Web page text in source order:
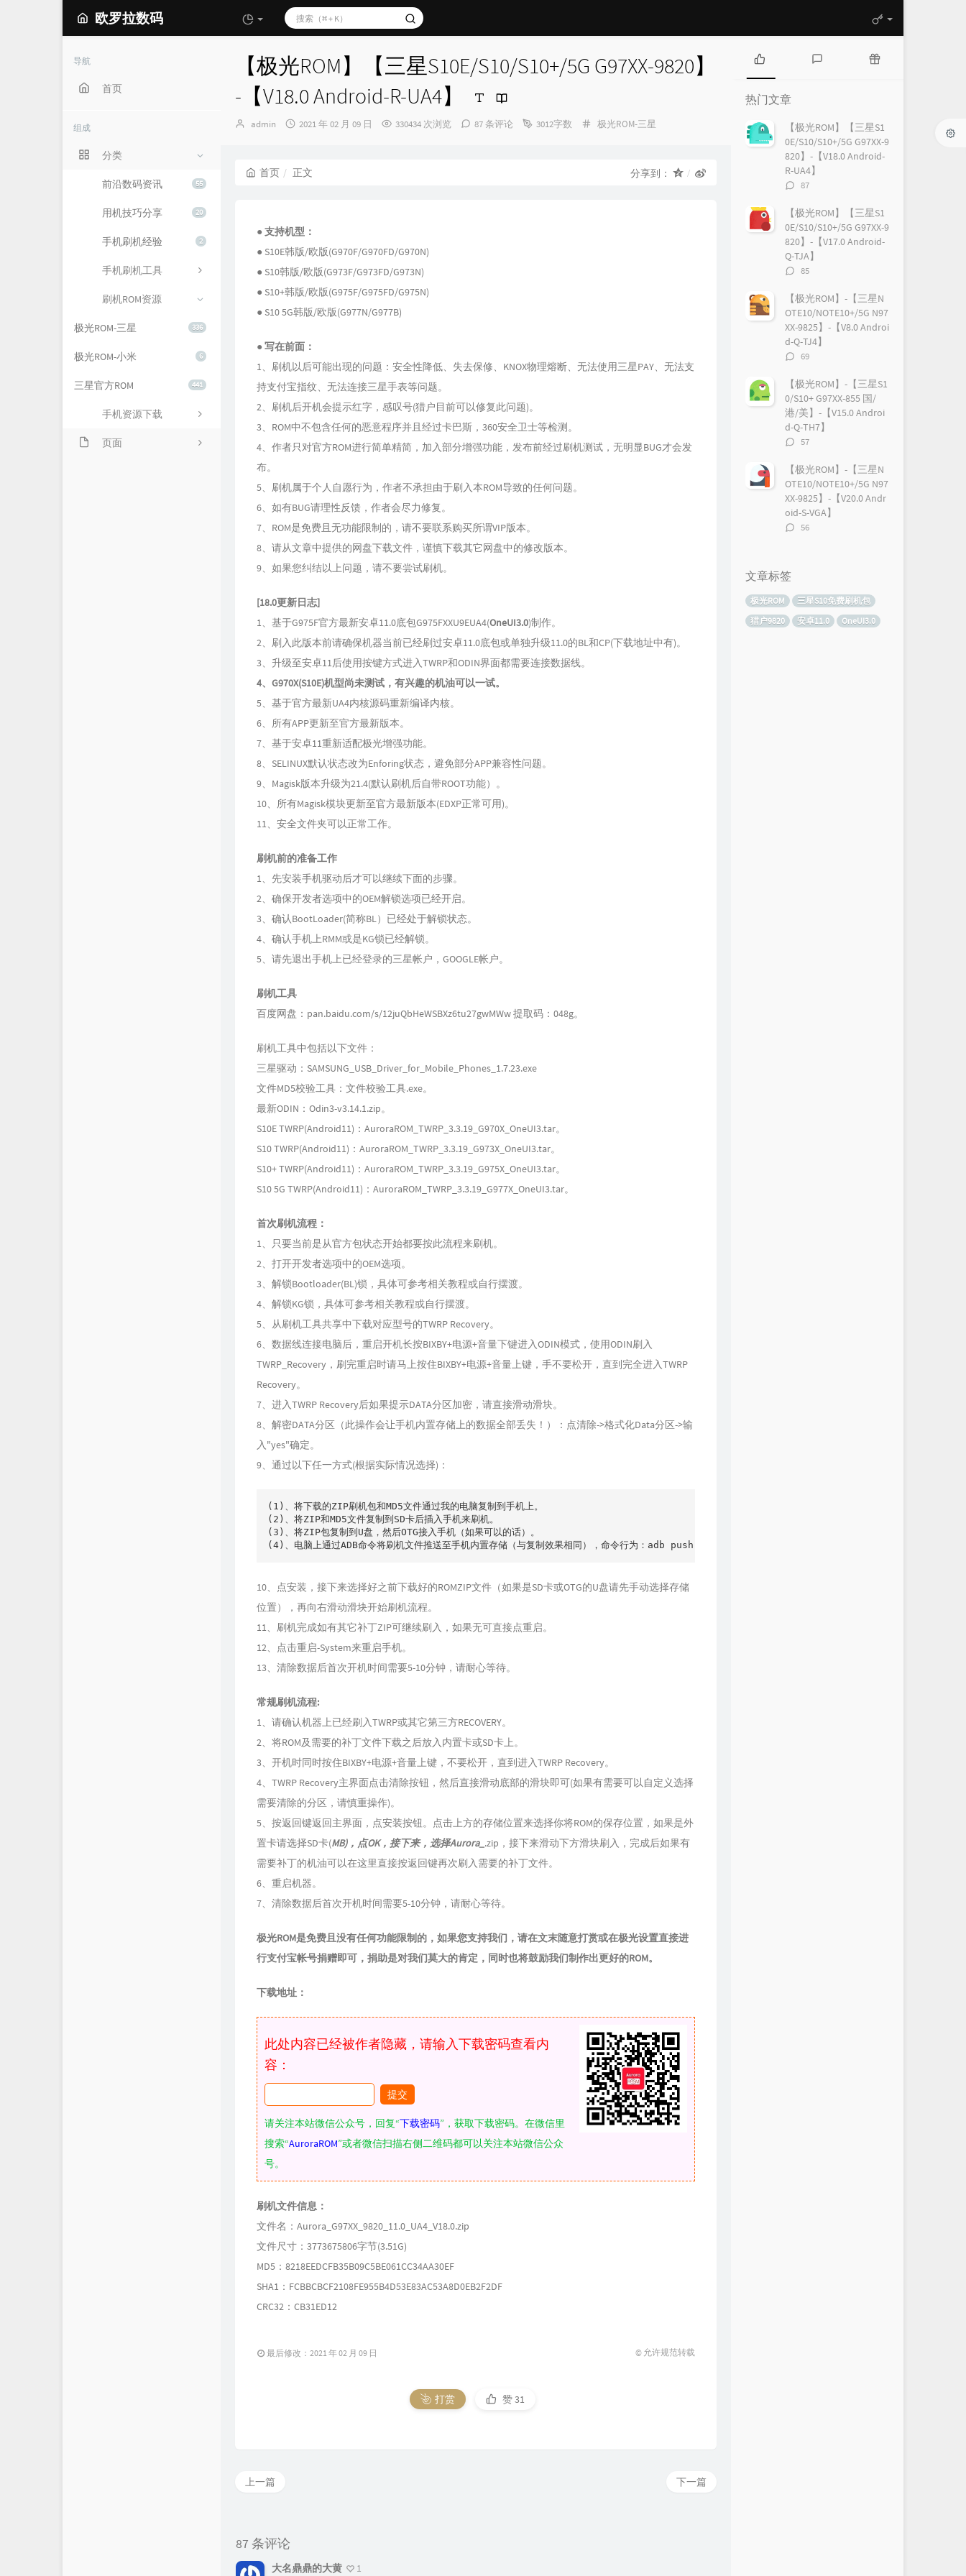
欧罗拉数码
导航
首页
组成
分类
55
前沿数码资讯
20
用机技巧分享
2
手机刷机经验
手机刷机工具
刷机ROM资源
336
极光ROM-三星
6
极光ROM-小米
441
三星官方ROM
手机资源下载
页面
【极光ROM】【三星S10E/S10/S10+/5G G97XX-9820】
-【V18.0 Android-R-UA4】
博
admin
发
2021 年 02 月 09 日 330434 次浏览 87 条评论 3012字数
分
极光ROM-三星
首页 正文 分享到：
● 支持机型：
● S10E韩版/欧版(G970F/G970FD/G970N)
● S10韩版/欧版(G973F/G973FD/G973N)
● S10+韩版/欧版(G975F/G975FD/G975N)
● S10 5G韩版/欧版(G977N/G977B)
● 写在前面：
1、刷机以后可能出现的问题：安全性降低、失去保修、KNOX物理熔断、无法使用三星PAY、无法支
持支付宝指纹、无法连接三星手表等问题。
2、刷机后开机会提示红字，感叹号(猎户目前可以修复此问题)。
3、ROM中不包含任何的恶意程序并且经过卡巴斯，360安全卫士等检测。
4、作者只对官方ROM进行简单精简，加入部分增强功能，发布前经过刷机测试，无明显BUG才会发
布。
5、刷机属于个人自愿行为，作者不承担由于刷入本ROM导致的任何问题。
6、如有BUG请理性反馈，作者会尽力修复。
7、ROM是免费且无功能限制的，请不要联系购买所谓VIP版本。
8、请从文章中提供的网盘下载文件，谨慎下载其它网盘中的修改版本。
9、如果您纠结以上问题，请不要尝试刷机。
[18.0更新日志]
1、基于G975F官方最新安卓11.0底包G975FXXU9EUA4(OneUI3.0)制作。
2、刷入此版本前请确保机器当前已经刷过安卓11.0底包或单独升级11.0的BL和CP(下载地址中有)。
3、升级至安卓11后使用按键方式进入TWRP和ODIN界面都需要连接数据线。
4、G970X(S10E)机型尚未测试，有兴趣的机油可以一试。​
5、基于官方最新UA4内核源码重新编译内核。
6、所有APP更新至官方最新版本。
7、基于安卓11重新适配极光增强功能。
8、SELINUX默认状态改为Enforing状态，避免部分APP兼容性问题。
9、Magisk版本升级为21.4(默认刷机后自带ROOT功能）。
10、所有Magisk模块更新至官方最新版本(EDXP正常可用)。
11、安全文件夹可以正常工作。
刷机前的准备工作
1、先安装手机驱动后才可以继续下面的步骤。
2、确保开发者选项中的OEM解锁选项已经开启。
3、确认BootLoader(简称BL）已经处于解锁状态。
4、确认手机上RMM或是KG锁已经解锁。
5、请先退出手机上已经登录的三星帐户，GOOGLE帐户。
刷机工具
百度网盘：pan.baidu.com/s/12juQbHeWSBXz6tu27gwMWw 提取码：048g。
刷机工具中包括以下文件：
三星驱动：SAMSUNG_USB_Driver_for_Mobile_Phones_1.7.23.exe
文件MD5校验工具：文件校验工具.exe。
最新ODIN：Odin3-v3.14.1.zip。
S10E TWRP(Android11)：AuroraROM_TWRP_3.3.19_G970X_OneUI3.tar。
S10 TWRP(Android11)：AuroraROM_TWRP_3.3.19_G973X_OneUI3.tar。
S10+ TWRP(Android11)：AuroraROM_TWRP_3.3.19_G975X_OneUI3.tar。
S10 5G TWRP(Android11)：AuroraROM_TWRP_3.3.19_G977X_OneUI3.tar。
首次刷机流程：
1、只要当前是从官方包状态开始都要按此流程来刷机。
2、打开开发者选项中的OEM选项。
3、解锁Bootloader(BL)锁，具体可参考相关教程或自行摆渡。
4、解锁KG锁，具体可参考相关教程或自行摆渡。
5、从刷机工具共享中下载对应型号的TWRP Recovery。
6、数据线连接电脑后，重启开机长按BIXBY+电源+音量下键进入ODIN模式，使用ODIN刷入
TWRP_Recovery，刷完重启时请马上按住BIXBY+电源+音量上键，手不要松开，直到完全进入TWRP
Recovery。
7、进入TWRP Recovery后如果提示DATA分区加密，请直接滑动滑块。
8、解密DATA分区（此操作会让手机内置存储上的数据全部丢失！）：点清除->格式化Data分区->输
入"yes"确定。
9、通过以下任一方式(根据实际情况选择)：
(1)、将下载的ZIP刷机包和MD5文件通过我的电脑复制到手机上。
(2)、将ZIP和MD5文件复制到SD卡后插入手机来刷机。
(3)、将ZIP包复制到U盘，然后OTG接入手机（如果可以的话）。
(4)、电脑上通过ADB命令将刷机文件推送至手机内置存储（与复制效果相同），命令行为：adb push xxxxx.zip/sdcard。
10、点安装，接下来选择好之前下载好的ROMZIP文件（如果是SD卡或OTG的U盘请先手动选择存储
位置），再向右滑动滑块开始刷机流程。
11、刷机完成如有其它补丁ZIP可继续刷入，如果无可直接点重启。
12、点击重启-System来重启手机。
13、清除数据后首次开机时间需要5-10分钟，请耐心等待。
常规刷机流程:
1、请确认机器上已经刷入TWRP或其它第三方RECOVERY。
2、将ROM及需要的补丁文件下载之后放入内置卡或SD卡上。
3、开机时同时按住BIXBY+电源+音量上键，不要松开，直到进入TWRP Recovery。
4、TWRP Recovery主界面点击清除按钮，然后直接滑动底部的滑块即可(如果有需要可以自定义选择
需要清除的分区，请慎重操作)。
5、按返回键返回主界面，点安装按钮。点击上方的存储位置来选择你将ROM的保存位置，如果是外
置卡请选择SD卡(MB)，点OK，接下来，选择Aurora_ .zip，接下来滑动下方滑块刷入，完成后如果有
需要补丁的机油可以在这里直接按返回键再次刷入需要的补丁文件。
6、重启机器。
7、清除数据后首次开机时间需要5-10分钟，请耐心等待。
极光ROM是免费且没有任何功能限制的，如果您支持我们，请在文末随意打赏或在极光设置直接进
行支付宝帐号捐赠即可，捐助是对我们莫大的肯定，同时也将鼓励我们制作出更好的ROM。
下载地址：
此处内容已经被作者隐藏，请输入下载密码查看内
容：
请关注本站微信公众号，回复“下载密码”，获取下载密码。在微信里
搜索“AuroraROM”或者微信扫描右侧二维码都可以关注本站微信公众
号。
刷机文件信息：
文件名：Aurora_G97XX_9820_11.0_UA4_V18.0.zip
文件尺寸：3773675806字节(3.51G)
MD5：8218EEDCFB35B09C5BE061CC34AA30EF
SHA1：FCBBCBCF2108FE955B4D53E83AC53A8D0EB2F2DF
CRC32：CB31ED12
最后修改：2021 年 02 月 09 日 © 允许规范转载
打赏 赞31
下一篇
上一篇
87 条评论
大名鼎鼎的大黄 1
热
门
文
章
论
章
热门文章
【极光ROM】【三星S1
0E/S10/S10+/5G G97XX-9
820】-【V18.0 Android-
R-UA4】
评
数：
87
【极光ROM】【三星S1
0E/S10/S10+/5G G97XX-9
820】-【V17.0 Android-
Q-TJA】
评
数：
85
【极光ROM】-【三星N
OTE10/NOTE10+/5G N97
XX-9825】-【V8.0 Androi
d-Q-TJ4】
评
数：
69
【极光ROM】-【三星S1
0/S10+ G97XX-855 国/
港/美】-【V15.0 Androi
d-Q-TH7】
评
数：
57
【极光ROM】-【三星N
OTE10/NOTE10+/5G N97
XX-9825】-【V20.0 Andr
oid-S-VGA】
评
56
文章标签
极光ROM
三星S10免费刷机包
猎户9820
安卓11.0 OneUI3.0